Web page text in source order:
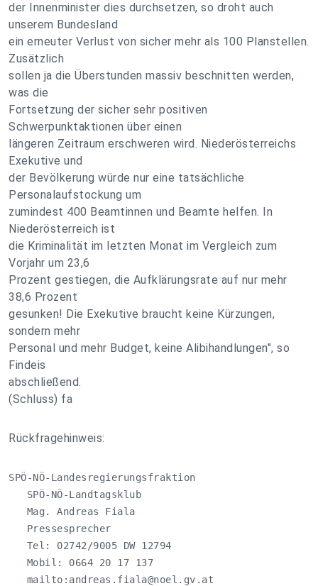
der Innenminister dies durchsetzen, so droht auch
unserem Bundesland
ein erneuter Verlust von sicher mehr als 100 Planstellen.
Zusätzlich
sollen ja die Überstunden massiv beschnitten werden,
was die
Fortsetzung der sicher sehr positiven
Schwerpunktaktionen über einen
längeren Zeitraum erschweren wird. Niederösterreichs
Exekutive und
der Bevölkerung würde nur eine tatsächliche
Personalaufstockung um
zumindest 400 Beamtinnen und Beamte helfen. In
Niederösterreich ist
die Kriminalität im letzten Monat im Vergleich zum
Vorjahr um 23,6
Prozent gestiegen, die Aufklärungsrate auf nur mehr
38,6 Prozent
gesunken! Die Exekutive braucht keine Kürzungen,
sondern mehr
Personal und mehr Budget, keine Alibihandlungen", so
Findeis
abschließend.
(Schluss) fa
Rückfragehinweis:
SPÖ-NÖ-Landesregierungsfraktion
   SPÖ-NÖ-Landtagsklub
   Mag. Andreas Fiala
   Pressesprecher
   Tel: 02742/9005 DW 12794
   Mobil: 0664 20 17 137
   mailto:
andreas.fiala@noel.gv.at